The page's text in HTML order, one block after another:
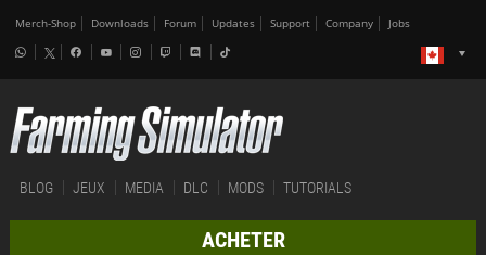
Merch-Shop Downloads Forum Updates Support Company Jobs
BLOG JEUX MEDIA DLC MODS TUTORIALS
ACHETER